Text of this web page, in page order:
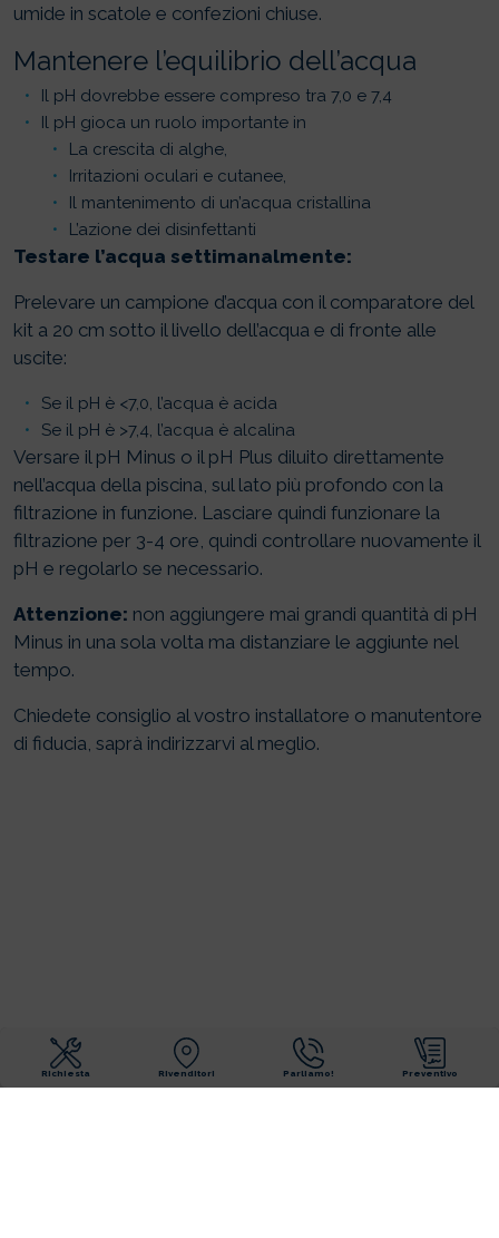
Richiesta Rivenditori Parliamo! Preventivo
umide in scatole e confezioni chiuse.
Mantenere l’equilibrio dell’acqua
Il pH dovrebbe essere compreso tra 7,0 e 7,4
Il pH gioca un ruolo importante in
La crescita di alghe,
Irritazioni oculari e cutanee,
Il mantenimento di un’acqua cristallina
L’azione dei disinfettanti
Testare l’acqua settimanalmente:
Prelevare un campione d’acqua con il comparatore del
kit a 20 cm sotto il livello dell’acqua e di fronte alle
uscite:
Se il pH è <7,0, l’acqua è acida
Se il pH è >7,4, l’acqua è alcalina
Versare il pH Minus o il pH Plus diluito direttamente
nell’acqua della piscina, sul lato più profondo con la
filtrazione in funzione. Lasciare quindi funzionare la
filtrazione per 3-4 ore, quindi controllare nuovamente il
pH e regolarlo se necessario.
Attenzione: non aggiungere mai grandi quantità di pH
Minus in una sola volta ​​ma distanziare le aggiunte nel
tempo.
Chiedete consiglio al vostro installatore o manutentore
di fiducia, saprà indirizzarvi al meglio.